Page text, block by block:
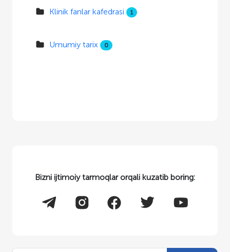
Klinik fanlar kafedrasi 1
Umumiy tarix 0
Bizni ijtimoiy tarmoqlar orqali kuzatib boring: